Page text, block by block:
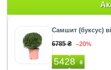
Самшит (буксус)
6785 ₴ –20%
5428 ₴